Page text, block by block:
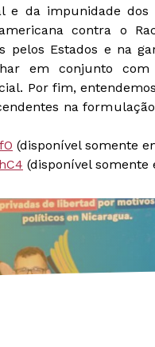
da impunidade dos
contra o
pelos Estados e na
em conjunto
Por fim,
na
(disponível somente
(disponível somente